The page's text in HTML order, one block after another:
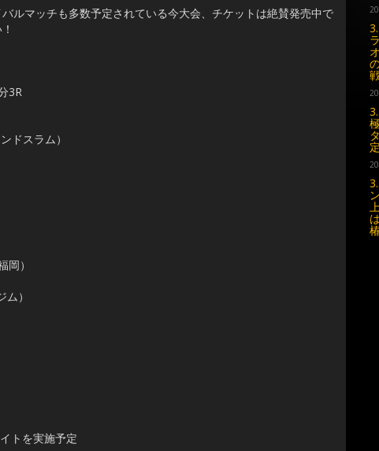
ルマッチも多数予定されている今大会、チケットは絶賛発売中で
3R
ドスラム）
）
）
トを実施予定